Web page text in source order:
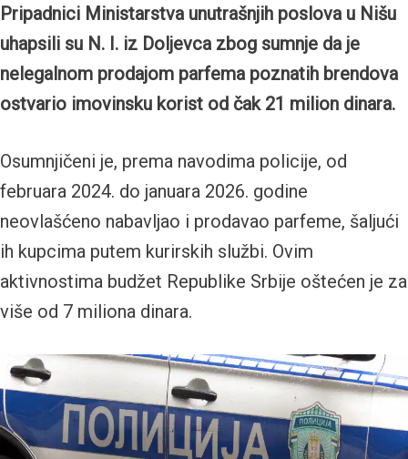
Pripadnici Ministarstva unutrašnjih poslova u Nišu
uhapsili su N. I. iz Doljevca zbog sumnje da je
nelegalnom prodajom parfema poznatih brendova
ostvario imovinsku korist od čak 21 milion dinara.
Osumnjičeni je, prema navodima policije, od
februara 2024. do januara 2026. godine
neovlašćeno nabavljao i prodavao parfeme, šaljući
ih kupcima putem kurirskih službi. Ovim
aktivnostima budžet Republike Srbije oštećen je za
više od 7 miliona dinara.